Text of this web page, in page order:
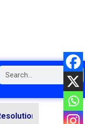
Various Doshas